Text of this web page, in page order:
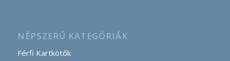
NÉPSZERŰ KATEGÓRIÁK
Férfi Kartkötők